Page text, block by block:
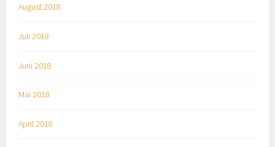
August 2018
Juli 2018
Juni 2018
Mai 2018
April 2018